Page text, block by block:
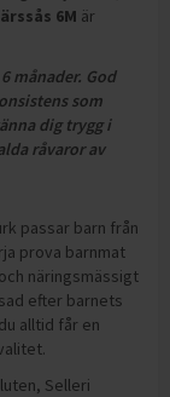
6M är
månader. God
som
dig trygg i
råvaror av
passar barn från
prova barnmat
näringsmässigt
efter barnets
alltid får en
, Selleri